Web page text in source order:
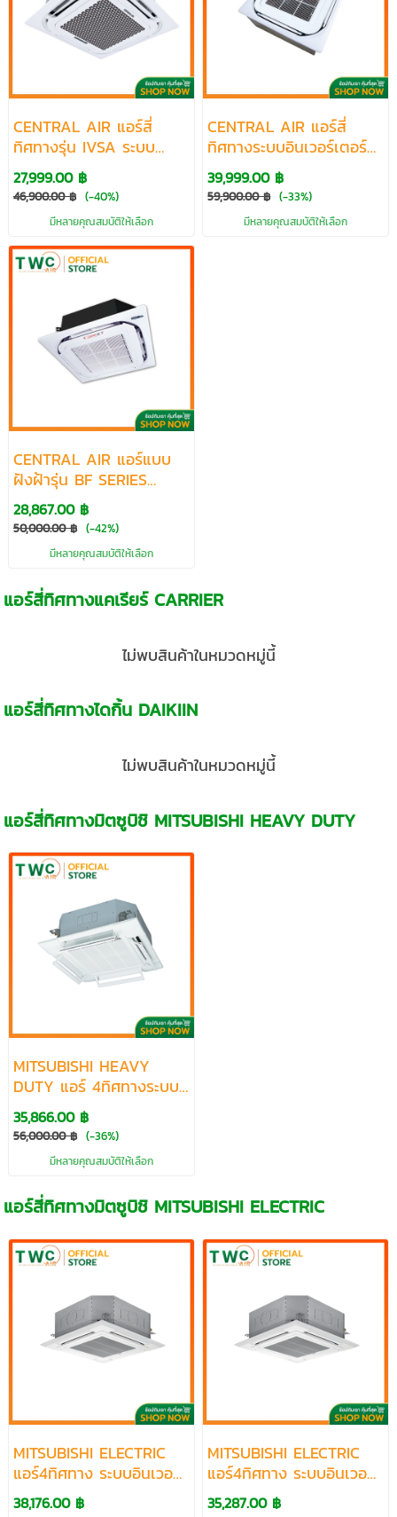
CENTRAL AIR แอร์สี่
ทิศทางรุ่น IVSA ระบบ
INVERTER ขนาด 18800-
61000 BTU
27,999.00 ฿
46,900.00 ฿ (-40%)
มีหลายคุณสมบัติให้เลือก
CENTRAL AIR แอร์สี่
ทิศทางระบบอินเวอร์เตอร์
รุ่น 32IBW SERIES R32
ขนาด 13307-62000 BTU
39,999.00 ฿
59,900.00 ฿ (-33%)
มีหลายคุณสมบัติให้เลือก
CENTRAL AIR แอร์แบบ
ฝังฝ้ารุ่น BF SERIES
เบอร์5 ขนาด 13,648-
62,000 BTU
28,867.00 ฿
50,000.00 ฿ (-42%)
มีหลายคุณสมบัติให้เลือก
แอร์สี่ทิศทางแคเรียร์ CARRIER
ไม่พบสินค้าในหมวดหมู่นี้
แอร์สี่ทิศทางไดกิ้น DAIKIIN
ไม่พบสินค้าในหมวดหมู่นี้
แอร์สี่ทิศทางมิตซูบิชิ MITSUBISHI HEAVY DUTY
MITSUBISHI HEAVY
DUTY แอร์ 4ทิศทางระบบ
ธรรมดา CEILING
CASSETTE TYPE FDT R-
410 ขนาด18857-63775
35,866.00 ฿
56,000.00 ฿ (-36%)
มีหลายคุณสมบัติให้เลือก
แอร์สี่ทิศทางมิตซูบิชิ MITSUBISHI ELECTRIC
MITSUBISHI ELECTRIC
แอร์4ทิศทาง ระบบอินเวอร์
เตอร์รุ่น AUTO UPDOWN
38,176.00 ฿
MITSUBISHI ELECTRIC
แอร์4ทิศทาง ระบบอินเวอร์
เตอร์รุ่น PLY-M SERIES
35,287.00 ฿